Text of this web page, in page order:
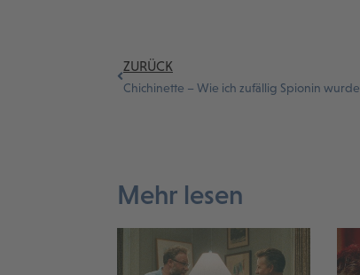
ZURÜCK
Chichinette – Wie ich zufällig Spionin wurde
Mehr lesen